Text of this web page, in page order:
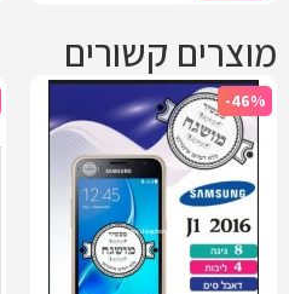
מוצרים קשורים
-46%